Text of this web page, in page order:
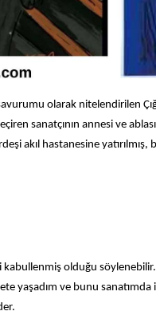
olarak nitelendirilen
sanatçının annesi ve
akıl hastanesine yatırılmış,
olduğu
yaşadım ve bunu